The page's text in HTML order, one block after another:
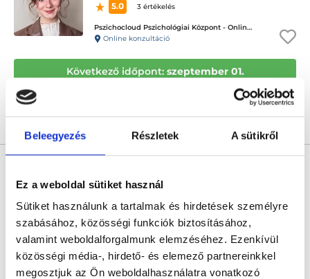
Beleegyezés Részletek A sütikről
Ez a weboldal sütiket használ
Sütiket használunk a tartalmak és hirdetések személyre
szabásához, közösségi funkciók biztosításához,
valamint weboldalforgalmunk elemzéséhez. Ezenkívül
közösségi média-, hirdető- és elemező partnereinkkel
megosztjuk az Ön weboldalhasználatra vonatkozó
5.0
3 értékelés
Pszichocloud Pszichológiai Központ - Online ügyfélfogadás
Online konzultáció
Következő időpont: szeptember 01.
Pszichológus
Perényi Dóra Online magánrendelése
Online konzultáció
Következő időpont:szeptember 03.